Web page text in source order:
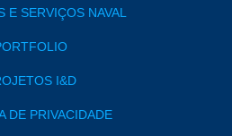
E SERVIÇOS NAVAL
I&D
DE PRIVACIDADE